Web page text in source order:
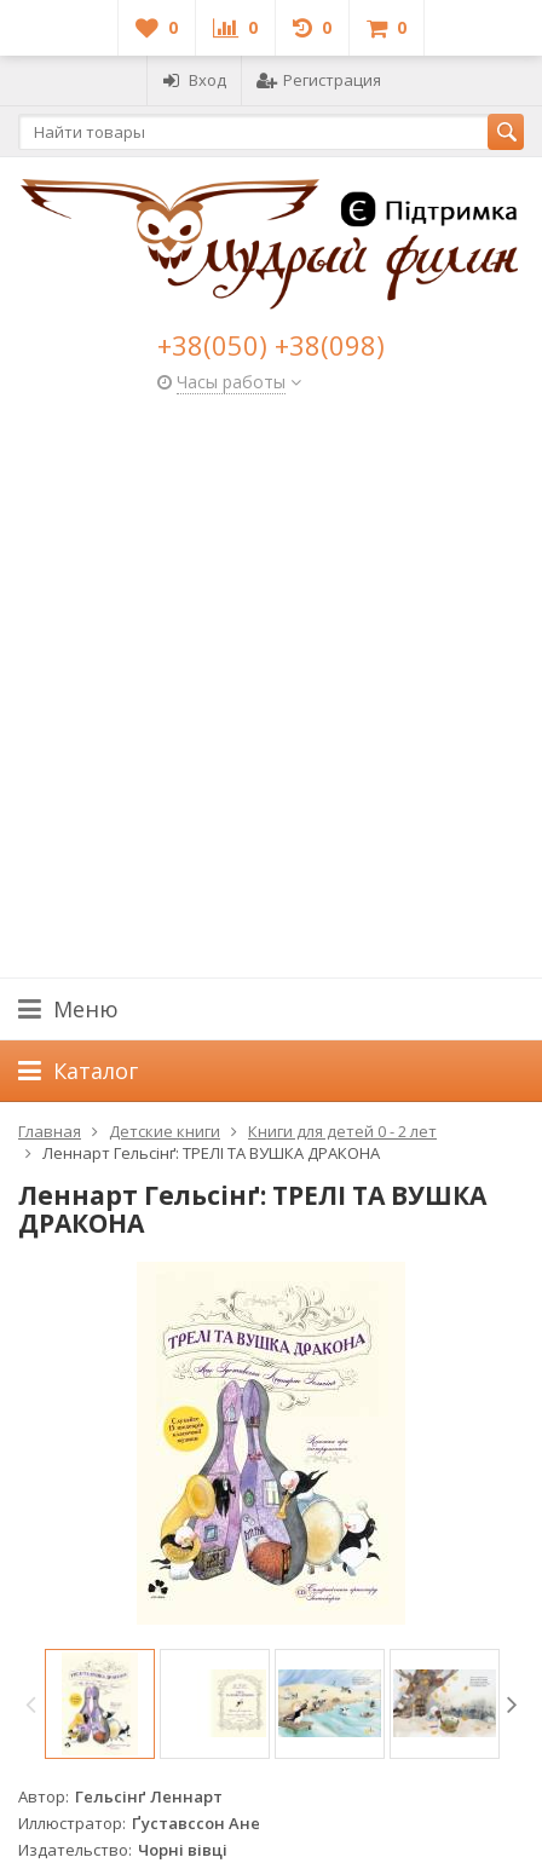
0 0 0 0
Вход Регистрация
+38(050) +38(098)
Часы работы
Меню
Каталог
Главная Детские книги
Книги для детей 0 - 2 лет
Леннарт Гельсінґ: ТРЕЛІ ТА ВУШКА ДРАКОНА
Леннарт Гельсінґ: ТРЕЛІ ТА ВУШКА
ДРАКОНА
Автор Гельсінґ Леннарт
Иллюстратор Ґуставссон Ане
Издательство Чорні вівці